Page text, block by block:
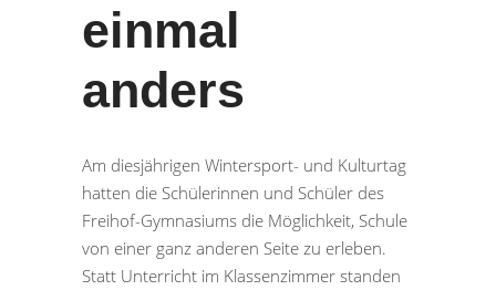
einmal
anders
Am diesjährigen Wintersport- und Kulturtag
hatten die Schülerinnen und Schüler des
Freihof-Gymnasiums die Möglichkeit, Schule
von einer ganz anderen Seite zu erleben.
Statt Unterricht im Klassenzimmer standen